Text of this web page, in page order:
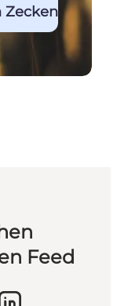
Zecken
Feed